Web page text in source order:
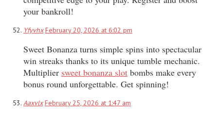
your bankroll!
Yfyvhx February 20, 2026 at 6:02 pm
Sweet Bonanza turns simple spins into spectacular
win streaks thanks to its unique tumble mechanic.
Multiplier sweet bonanza slot bombs make every
bonus round unforgettable. Get spinning!
Aaxvlx February 25, 2026 at 1:47 am